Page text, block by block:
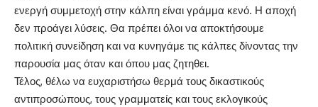
ενεργή συμμετοχή στην κάλπη είναι γράμμα κενό. Η αποχή
δεν προάγει λύσεις. Θα πρέπει όλοι να αποκτήσουμε
πολιτική συνείδηση και να κυνηγάμε τις κάλπες δίνοντας την
παρουσία μας όταν και όπου μας ζητηθει.
Τέλος, θέλω να ευχαριστήσω θερμά τους δικαστικούς
αντιπροσώπους, τους γραμματείς και τους εκλογικούς